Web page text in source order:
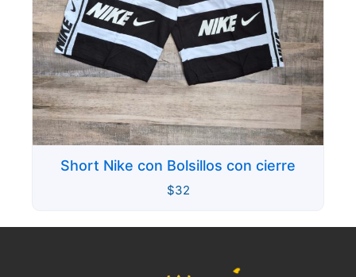
Short Nike con Bolsillos con cierre
$32